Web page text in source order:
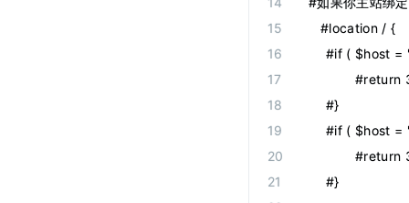
    #location / {
#if ( $host
   	#}
#if ( $host
   	#}